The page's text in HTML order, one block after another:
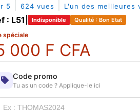
5 624 vues L'un des meilleures
: L51 Indisponible Qualité : Bon Etat
spéciale
000 F CFA
Code promo
Tu as un code ? Applique-le ici